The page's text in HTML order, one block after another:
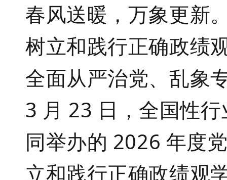
春风送暖，万象更新
树立和践行正确政绩
全面从严治党、乱象
3 月 23 日，全国性
同举办的 2026 年度
立和践行正确政绩观